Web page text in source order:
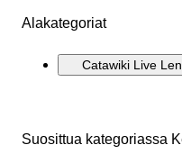
Alakategoriat
Catawiki Live
Suosittua kategoriassa